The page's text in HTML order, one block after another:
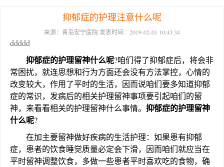
抑郁症的护理注意什么呢
来源：青岛安宁医院 发表时间：2019-02-01 10:43:34
ddddd
抑郁症的护理留神什么呢?咱们得了抑郁症后，将会非
常困扰，就连思想和行为方面还会没有方法掌控，心情的
改变较大，作用了平时的生活，因而说咱们要多知道抑郁
症的常识，发病后的相关护理留神事项要引起咱们的留
神，来看看相关的护理留神什么事情。 抑郁症的护理留神
什么呢?
在加主要留神做好疾病的生活护理：如果患有抑郁
症，患者的饮食睡觉质量必定会下滑，因而咱们就应当在
平时留神调整饮食，多做一些患者平时喜欢吃的食物，确